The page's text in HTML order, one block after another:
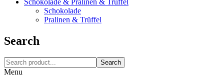
Schokolade
Pralinen & Trüffel
Search
Search
Menu